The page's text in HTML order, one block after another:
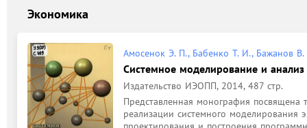
Экономика
Амосенок Э. П., Бабенко Т. И., Бажанов В.
Системное моделирование и
Издательство ИЭОПП, 2014, 487 стр.
Представленная монография посвящена
реализации системного